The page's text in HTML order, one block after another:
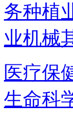
务种植
业机械
医疗保
生命科